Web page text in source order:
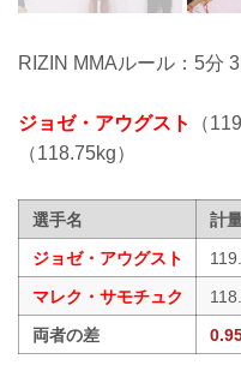
RIZIN MMAルール：5分
ジョゼ・アウグスト （
（118.75kg）
選手名 計
ジョゼ・アウグスト
マレク・サモチュク
両者の差